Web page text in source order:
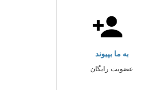
به ما بپیوند
عضویت رایگان